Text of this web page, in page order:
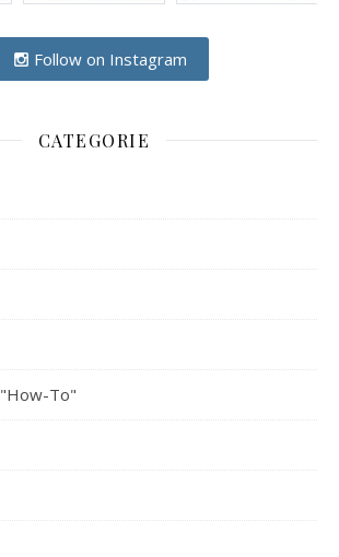
Follow on Instagram
CATEGORIE
To"